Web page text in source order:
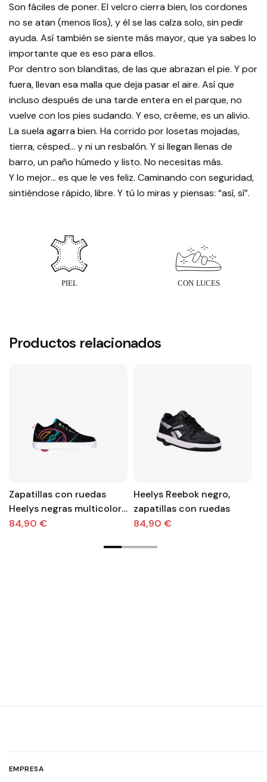
Son fáciles de poner. El velcro cierra bien, los cordones
no se atan (menos líos), y él se las calza solo, sin pedir
ayuda. Así también se siente más mayor, que ya sabes lo
importante que es eso para ellos.
Por dentro son blanditas, de las que abrazan el pie. Y por
fuera, llevan esa malla que deja pasar el aire. Así que
incluso después de una tarde entera en el parque, no
vuelve con los pies sudando. Y eso, créeme, es un alivio.
La suela agarra bien. Ha corrido por losetas mojadas,
tierra, césped… y ni un resbalón. Y si llegan llenas de
barro, un paño húmedo y listo. No necesitas más.
Y lo mejor… es que le ves feliz. Caminando con seguridad,
sintiéndose rápido, libre. Y tú lo miras y piensas: “así, sí”.
Productos relacionados
Zapatillas con ruedas
Heelys negras multicolor
para niña
84,90 €
Heelys Reebok negro,
zapatillas con ruedas
84,90 €
EMPRESA